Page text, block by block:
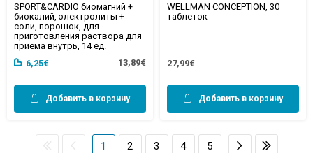
SPORT&CARDIO биомагний +
биокалий, электролиты +
соли, порошок, для
приготовления раствора для
приема внутрь, 14 ед.
6,25€
13,89€
Добавить в корзину
WELLMAN CONCEPTION, 30
таблеток
27,99€
Добавить в корзину
1 2 3 4 5